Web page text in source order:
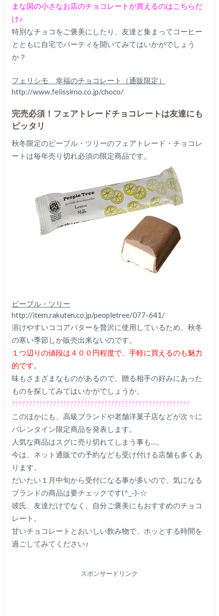
まな国の小さなお店のチョコレートが買えるのはこちらだ
け♪
特別なチョコをご褒美にしたり、友達と集まってコーヒー
とともに自宅でパーティを開いてみてはいかがでしょう
か？
フェリシモ 幸福のチョコレート（通販限定）
http://www.felissimo.co.jp/choco/
完売必須！フェアトレードチョコレートは友達にも
ピッタリ
秋冬限定のピープル・ツリーのフェアトレード・チョコレ
ートは毎年売り切れ必須の限定商品です。
ピープル・ツリー
http://item.rakuten.co.jp/peopletree/077-641/
溶けやすいココアバターを贅沢に使用しているため、秋冬
の寒い季節しか販売出来ないのです。
１つ辺りの値段は４００円程度で、手軽に買えるのも魅力
的です。
味もさまざまなものがあるので、贈る相手の好みにあった
ものを探してみてはいかがでしょうか。
????????????????????????????????????????????????????
このほかにも、高級ブランドや老舗洋菓子店などが次々に
バレンタイン限定商品を発表します。
人気な商品はスグに売り切れてしまう事も…。
今は、ネット通販での予約なども受け付ける店舗も多くあ
ります。
だいたい１月中旬から受付になる事が多いので、気になる
ブランドの商品は要チェックです(^_-)-☆
彼氏、友達だけでなく、自分ご褒美にもおすすめのチョコ
レート。
甘いチョコレートとおいしい飲み物で、ホッとする時間を
過ごしてみてください♪
スポンサードリンク